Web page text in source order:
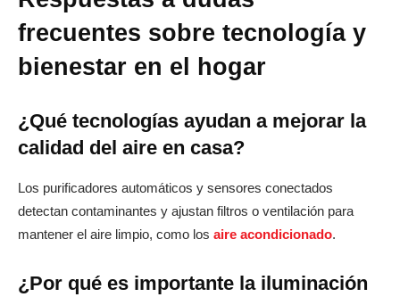
frecuentes sobre tecnología y
bienestar en el hogar
¿Qué tecnologías ayudan a mejorar la
calidad del aire en casa?
Los purificadores automáticos y sensores conectados
detectan contaminantes y ajustan filtros o ventilación para
mantener el aire limpio, como los aire acondicionado.
¿Por qué es importante la iluminación